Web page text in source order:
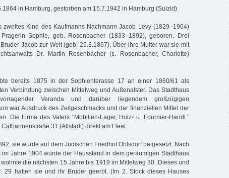
in Hamburg, gestorben am 15.7.1942 in Hamburg (Suizid)
zweites Kind des Kaufmanns Nachmann Jacob Levy (1829–1904)
Sophie, geb. Rosenbacher (1833–1892), geboren. Drei
Jacob zur Welt (geb. 25.3.1867). Über ihre Mutter war sie mit
Dr. Martin Rosenbacher (s. Rosenbacher, Charlotte)
bereits 1875 in der Sophienterasse 17 an einer 1860/61 als
Verbindung zwischen Mittelweg und Außenalster. Das Stadthaus
Veranda und darüber liegendem großzügigen
war Ausdruck des Zeitgeschmacks und der finanziellen Mittel der
Die Firma des Vaters "Mobilien-Lager, Holz- u. Fournier-Handl."
31 (Altstadt) direkt am Fleet.
sie wurde auf dem Jüdischen Friedhof Ohlsdorf beigesetzt. Nach
im Jahre 1904 wurde der Hausstand in dem geräumigen Stadthaus
die nächsten 15 Jahre bis 1919 im Mittelweg 30. Dieses und
29 hatten sie und ihr Bruder geerbt. (Im 2. Stock dieses Hauses